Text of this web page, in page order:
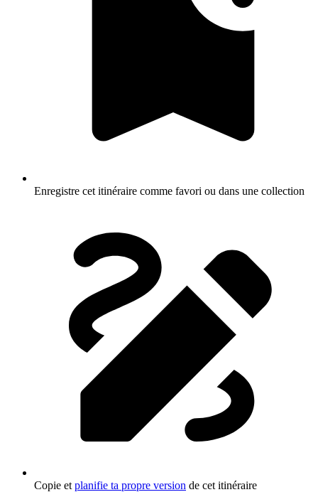
Enregistre cet itinéraire comme favori ou dans une collection
Copie et planifie ta propre version de cet itinéraire